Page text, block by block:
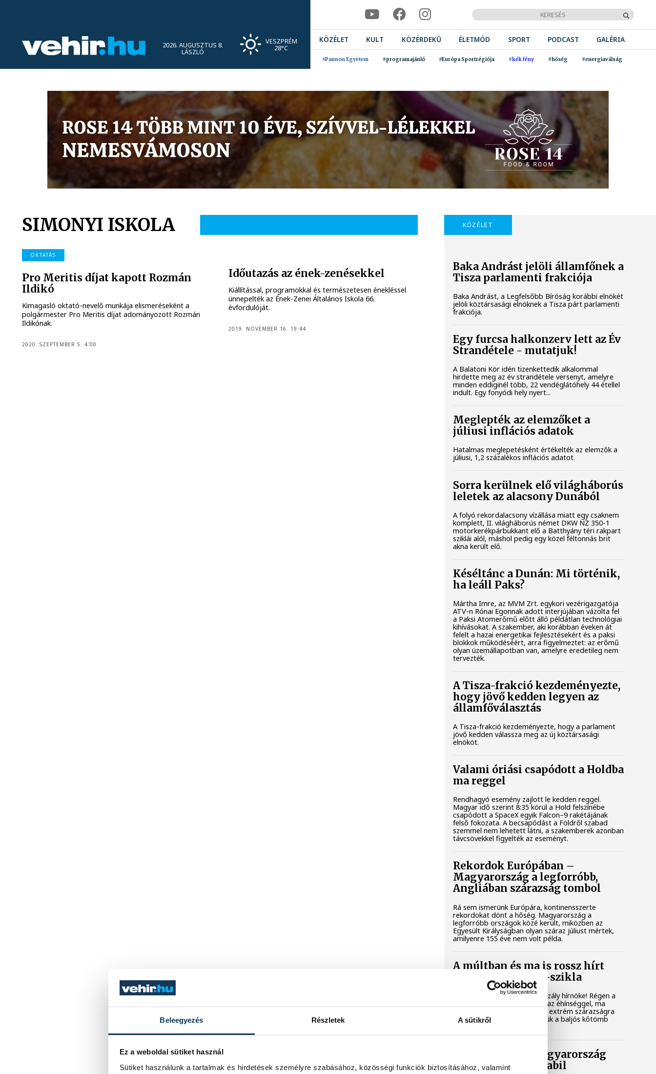
Beleegyezés Részletek A sütikről
Ez a weboldal sütiket használ
Sütiket használunk a tartalmak és hirdetések személyre szabásához, közösségi funkciók biztosításához, valamint
2026. AUGUSZTUS 8.
LÁSZLÓ
VESZPRÉM
28°C
KÖZÉLET KULT KÖZÉRDEKŰ ÉLETMÓD SPORT PODCAST GALÉRIA
#Pannon Egyetem #programajánló #Európa Sportrégiója #kék fény #hőség #energiaválság
SIMONYI ISKOLA
OKTATÁS
Pro Meritis díjat kapott Rozmán
Ildikó
Kimagasló oktató-nevelő munkája elismeréseként a
polgármester Pro Meritis díjat adományozott Rozmán
Ildikónak.
2020. SZEPTEMBER 5. 4:00
Időutazás az ének-zenésekkel
Kiállítással, programokkal és természetesen énekléssel
ünnepelték az Ének-Zenei Általános Iskola 66.
évfordulóját.
2019. NOVEMBER 16. 19:44
KÖZÉLET
Baka Andrást jelöli államfőnek a
Tisza parlamenti frakciója
Baka Andrást, a Legfelsőbb Bíróság korábbi elnökét
jelöli köztársasági elnöknek a Tisza párt parlamenti
frakciója.
Egy furcsa halkonzerv lett az Év
Strandétele - mutatjuk!
A Balatoni Kör idén tizenkettedik alkalommal
hirdette meg az év strandétele versenyt, amelyre
minden eddiginél több, 22 vendéglátóhely 44 étellel
indult. Egy fonyódi hely nyert...
Meglepték az elemzőket a
júliusi inflációs adatok
Hatalmas meglepetésként értékelték az elemzők a
júliusi, 1,2 százalékos inflációs adatot.
Sorra kerülnek elő világháborús
leletek az alacsony Dunából
A folyó rekordalacsony vízállása miatt egy csaknem
komplett, II. világháborús német DKW NZ 350-1
motorkerékpárbukkant elő a Batthyány téri rakpart
sziklái alól, máshol pedig egy közel féltonnás brit
akna került elő.
Késéltánc a Dunán: Mi történik,
ha leáll Paks?
Mártha Imre, az MVM Zrt. egykori vezérigazgatója
ATV-n Rónai Egonnak adott interjújában vázolta fel
a Paksi Atomerőmű előtt álló példátlan technológiai
kihívásokat. A szakember, aki korábban éveken át
felelt a hazai energetikai fejlesztésekért és a paksi
blokkok működéséért, arra figyelmeztet: az erőmű
olyan üzemállapotban van, amelyre eredetileg nem
tervezték.
A Tisza-frakció kezdeményezte,
hogy jövő kedden legyen az
államfőválasztás
A Tisza-frakció kezdeményezte, hogy a parlament
jövő kedden válassza meg az új köztársasági
elnököt.
Valami óriási csapódott a Holdba
ma reggel
Rendhagyó esemény zajlott le kedden reggel.
Magyar idő szerint 8:35 körül a Hold felszínébe
csapódott a SpaceX egyik Falcon–9 rakétájának
felső fokozata. A becsapódást a Földről szabad
szemmel nem lehetett látni, a szakemberek azonban
távcsövekkel figyelték az eseményt.
Rekordok Európában –
Magyarország a legforróbb,
Angliában szárazság tombol
Rá sem ismerünk Európára, kontinensszerte
rekordokat dönt a hőség. Magyarország a
legforróbb országok közé került, miközben az
Egyesült Királyságban olyan száraz júliust mértek,
amilyenre 155 éve nem volt példa.
A múltban és ma is rossz hírt
hoz a dunai Ínség-szikla
Újra kilátszik a Dunából az aszály hírnöke! Régen a
felbukkanása egyet jelentett az éhínséggel, ma
pedig a klímaváltozás okozta extrém szárazságra
hívja fel a figyelmet. Elmeséljük a baljós kőtömb
Magyar Péter: Magyarország
energiaellátása stabil